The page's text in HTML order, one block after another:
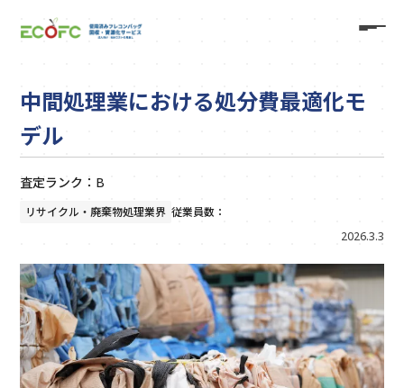
中間処理業における処分費最適化モ
デル
査定ランク：B
リサイクル・廃棄物処理業界 従業員数：
2026.3.3